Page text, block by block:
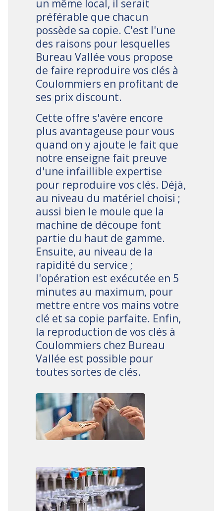
un même local, il serait
préférable que chacun
possède sa copie. C'est l'une
des raisons pour lesquelles
Bureau Vallée vous propose
de faire reproduire vos clés à
Coulommiers en profitant de
ses prix discount.
Cette offre s'avère encore
plus avantageuse pour vous
quand on y ajoute le fait que
notre enseigne fait preuve
d'une infaillible expertise
pour reproduire vos clés. Déjà,
au niveau du matériel choisi ;
aussi bien le moule que la
machine de découpe font
partie du haut de gamme.
Ensuite, au niveau de la
rapidité du service ;
l'opération est exécutée en 5
minutes au maximum, pour
mettre entre vos mains votre
clé et sa copie parfaite. Enfin,
la reproduction de vos clés à
Coulommiers chez Bureau
Vallée est possible pour
toutes sortes de clés.